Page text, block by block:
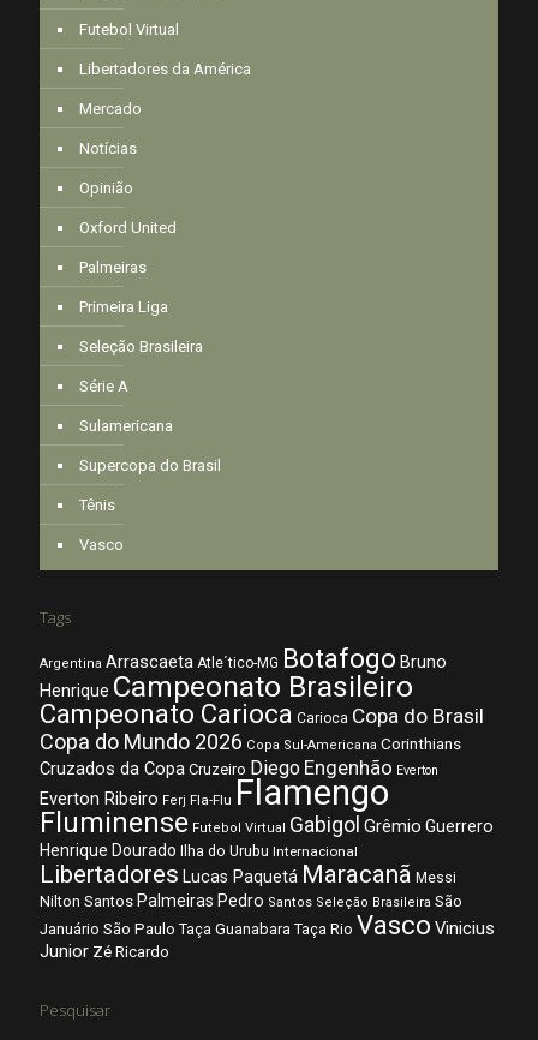
Futebol Virtual
Libertadores da América
Mercado
Notícias
Opinião
Oxford United
Palmeiras
Primeira Liga
Seleção Brasileira
Série A
Sulamericana
Supercopa do Brasil
Tênis
Vasco
Tags
Argentina Arrascaeta Atle´tico-MG Botafogo Bruno
Henrique Campeonato Brasileiro
Campeonato Carioca Carioca Copa do Brasil
Copa do Mundo 2026 Copa Sul-Americana Corinthians
Cruzados da Copa Cruzeiro Diego Engenhão Everton
Everton Ribeiro Ferj Fla-Flu Flamengo
Fluminense Futebol Virtual Gabigol Grêmio Guerrero
Henrique Dourado Ilha do Urubu Internacional
Libertadores Lucas Paquetá Maracanã Messi
Nilton Santos Palmeiras Pedro Santos Seleção Brasileira São
Januário São Paulo Taça Guanabara Taça Rio Vasco Vinicius
Junior Zé Ricardo
Pesquisar